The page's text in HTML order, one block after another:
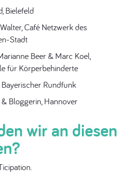
Bielefeld
Café Netzwerk des
Stadt
Beer & Marc Koel,
für Körperbehinderte
Rundfunk
Bloggerin, Hannover
wir an diesen